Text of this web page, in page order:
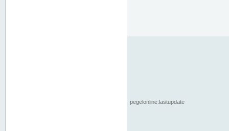
pegelonline.lastupdate